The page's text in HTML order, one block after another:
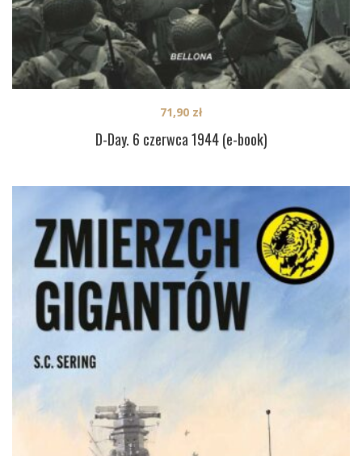
D-Day. 6 czerwca 1944 (e-book)
71,90 zł